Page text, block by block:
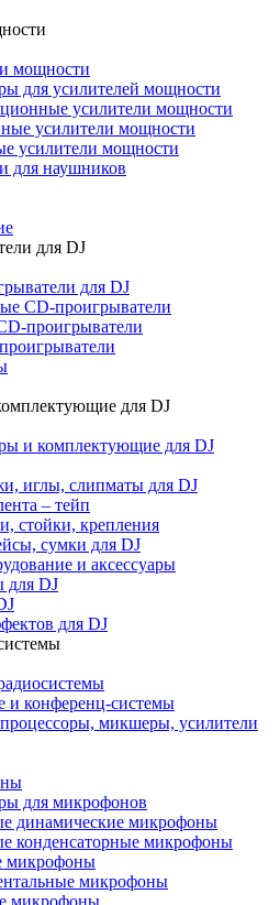
мощности
для усилителей мощности
усилители мощности
усилители мощности
усилители мощности
для наушников
для DJ
для DJ
CD-проигрыватели
проигрыватели
для DJ
и комплектующие для DJ
иглы, слипматы для DJ
– тейп
стойки, крепления
сумки для DJ
и аксессуары
для DJ
для DJ
и конференц-системы
микшеры, усилители
для микрофонов
динамические микрофоны
конденсаторные микрофоны
микрофоны
микрофоны
микрофоны